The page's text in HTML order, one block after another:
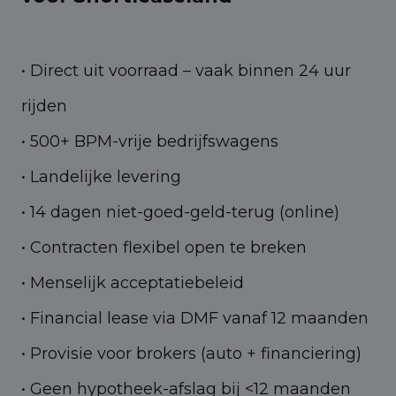
• Direct uit voorraad – vaak binnen 24 uur
rijden
• 500+ BPM-vrije bedrijfswagens
• Landelijke levering
• 14 dagen niet-goed-geld-terug (online)
• Contracten flexibel open te breken
• Menselijk acceptatiebeleid
• Financial lease via DMF vanaf 12 maanden
• Provisie voor brokers (auto + financiering)
• Geen hypotheek-afslag bij <12 maanden